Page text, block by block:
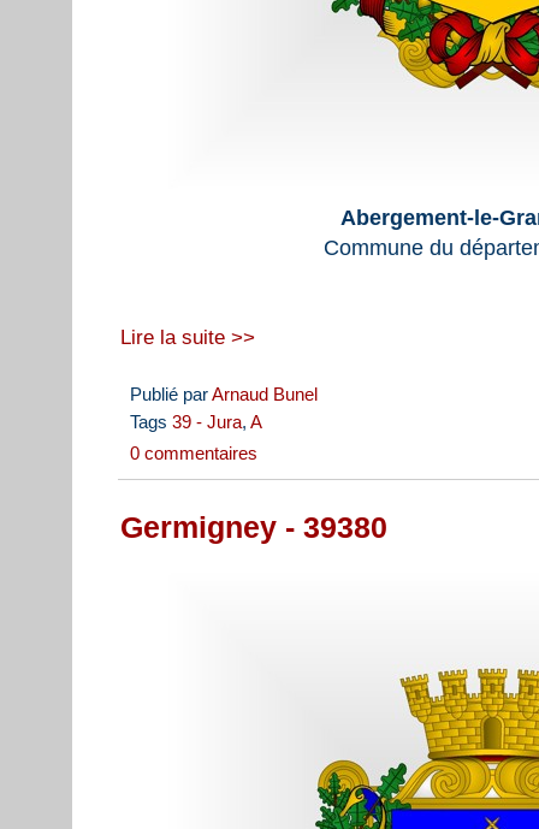
Abergement-le-
Commune du
Lire la suite >>
Publié parArnaud Bunel
Tags 39 - Jura, A
0 commentaires
Germigney - 39380